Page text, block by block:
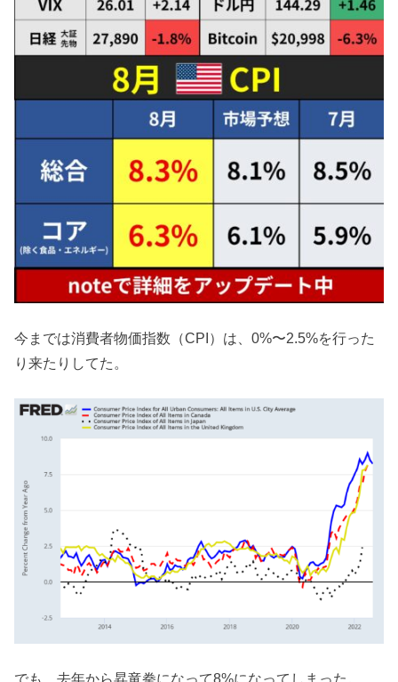
今までは消費者物価指数（CPI）は、0%〜2.5%を行った
り来たりしてた。
でも、去年から昇竜拳になって8%になってしまった。